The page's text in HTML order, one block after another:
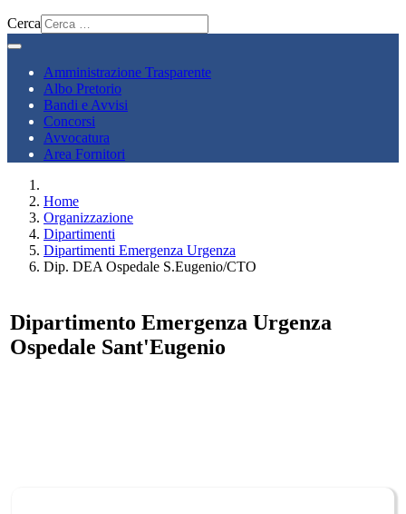
Cerca
Amministrazione Trasparente
Albo Pretorio
Bandi e Avvisi
Concorsi
Avvocatura
Area Fornitori
Home
Organizzazione
Dipartimenti
Dipartimenti Emergenza Urgenza
Dip. DEA Ospedale S.Eugenio/CTO
Dipartimento Emergenza Urgenza
Ospedale Sant'Eugenio